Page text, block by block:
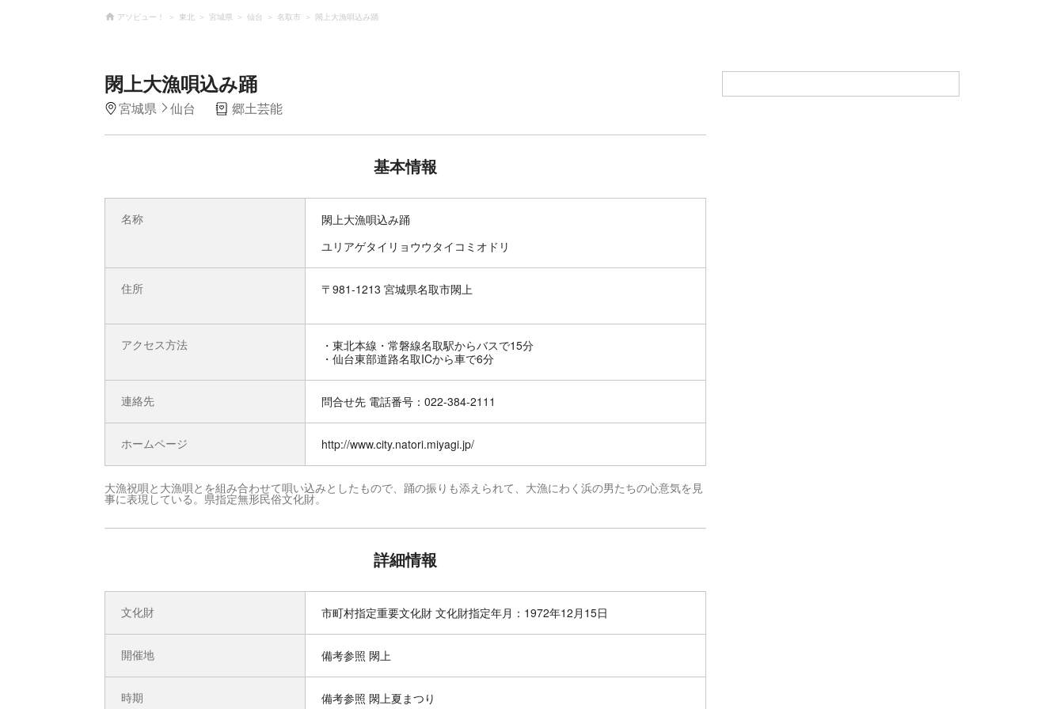
アソビュー！ 東北 宮城県 仙台 名取市 閖上大漁唄込み踊
閖上大漁唄込み踊
宮城県 仙台 郷土芸能
基本情報
名称
閖上大漁唄込み踊
ユリアゲタイリョウウタイコミオドリ
住所 〒981-1213 宮城県名取市閖上
アクセス方法
・東北本線・常磐線名取駅からバスで15分
・仙台東部道路名取ICから車で6分
連絡先 問合せ先 電話番号：022-384-2111
ホームページ http://www.city.natori.miyagi.jp/
大漁祝唄と大漁唄とを組み合わせて唄い込みとしたもので、踊の振りも添えられて、大漁にわく浜の男たちの心意気を見
事に表現している。県指定無形民俗文化財。
詳細情報
文化財 市町村指定重要文化財 文化財指定年月：1972年12月15日
開催地 備考参照 閖上
時期 備考参照 閖上夏まつり